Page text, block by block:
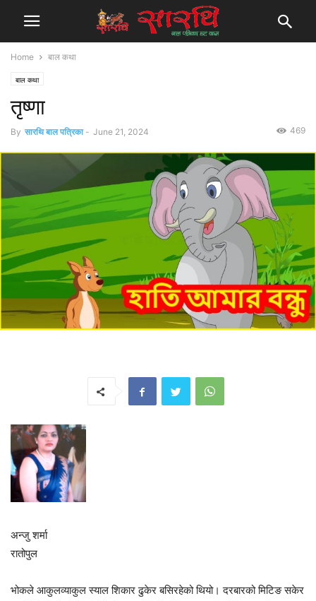
Home बाल कथा
बाल कथा
तृष्णा
By सारथि बाल पत्रिका - June 21, 2024 469
अन्जु शर्मा
रातोपुल
भोकले आकुलव्याकुल स्याल शिकार ढुकेर बसिरहेको थियो। दरबारको मिटिङ सकेर